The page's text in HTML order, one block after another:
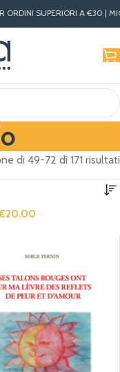
SUPERIORI A €30 | MIGLIORI
di 49-72 di 171 risultati
20.00